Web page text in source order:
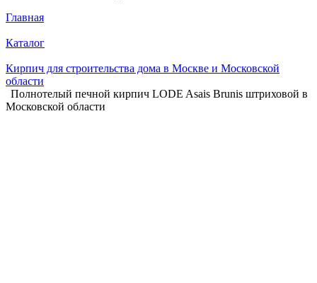
Главная
Каталог
Кирпич для строительства дома в Москве и Московской
области
Полнотелый печной кирпич LODE Asais Brunis штриховой в
Московской области